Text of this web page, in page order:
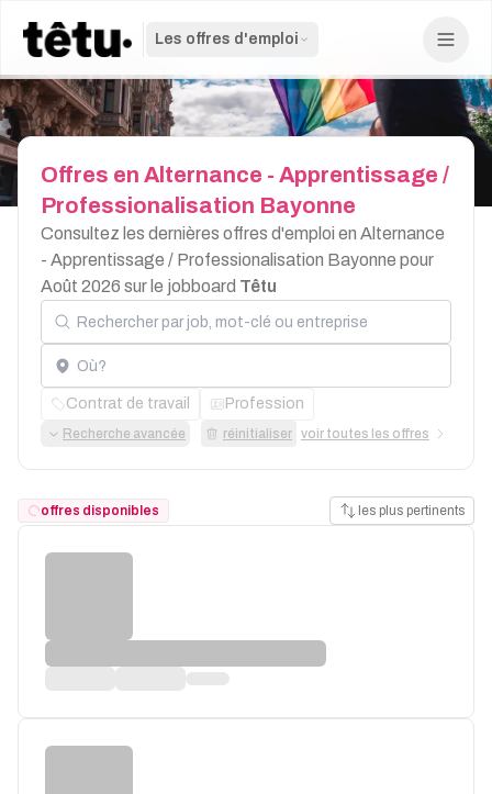
Les offres d'emploi
Offres en Alternance - Apprentissage /
Professionalisation Bayonne
Consultez les dernières offres d'emploi en Alternance
- Apprentissage / Professionalisation Bayonne pour
Août 2026 sur le jobboard Têtu
Rechercher par job, mot-clé ou entreprise
Localisation
Contrat de travail Profession
Recherche avancée réinitialiser voir toutes les offres
offres disponibles les plus pertinents